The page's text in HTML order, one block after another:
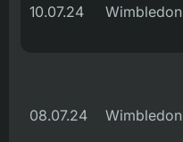
10.07.24 Wimbledon
08.07.24 Wimbledon